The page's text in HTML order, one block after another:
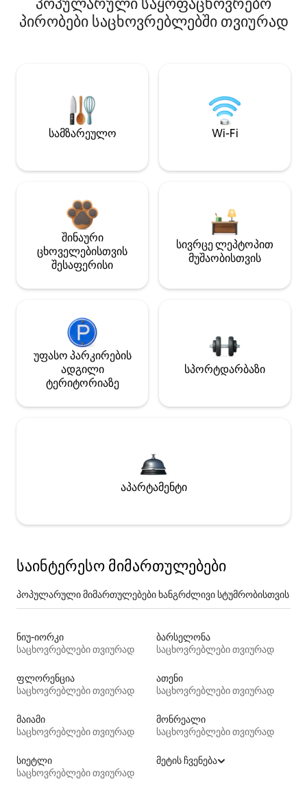
პირობები საცხოვრებლებში თვიურად
სამზარეულო Wi-Fi
შინაური
ცხოველებისთვის
შესაფერისი
სივრცე ლეპტოპით
მუშაობისთვის
უფასო პარკირების
ადგილი
ტერიტორიაზე
სპორტდარბაზი
აპარტამენტი
საინტერესო მიმართულებები
პოპულარული მიმართულებები ხანგრძლივი სტუმრობისთვის
ნიუ-იორკი
საცხოვრებლები თვიურად
ბარსელონა
საცხოვრებლები თვიურად
ფლორენცია
საცხოვრებლები თვიურად
ათენი
საცხოვრებლები თვიურად
მაიამი
საცხოვრებლები თვიურად
მონრეალი
საცხოვრებლები თვიურად
სიეტლი
საცხოვრებლები თვიურად
მეტის ჩვენება